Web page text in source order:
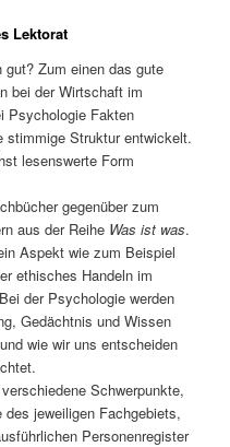
Lektorat
Zum einen das gute
bei der Wirtschaft im
Psychologie Fakten
stimmige Struktur entwickelt.
lesenswerte Form
gegenüber zum
aus der Reihe Was ist was.
Aspekt wie zum Beispiel
ethisches Handeln im
der Psychologie werden
Gedächtnis und Wissen
wie wir uns entscheiden
Schwerpunkte,
jeweiligen Fachgebiets,
Personenregister